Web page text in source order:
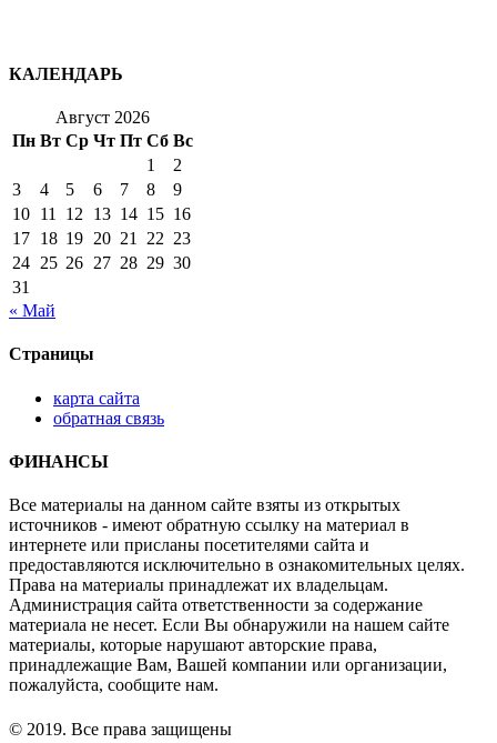
КАЛЕНДАРЬ
Август 2026
Пн Вт Ср Чт Пт Сб Вс
1
2
3
4 5 6 7 8
9
10 11 12 13 14 15 16
17 18 19 20 21 22 23
24 25 26 27 28 29 30
31
« Май
Страницы
карта сайта
обратная связь
ФИНАНСЫ
Все материалы на данном сайте взяты из открытых
источников - имеют обратную ссылку на материал в
интернете или присланы посетителями сайта и
предоставляются исключительно в ознакомительных целях.
Права на материалы принадлежат их владельцам.
Администрация сайта ответственности за содержание
материала не несет. Если Вы обнаружили на нашем сайте
материалы, которые нарушают авторские права,
принадлежащие Вам, Вашей компании или организации,
пожалуйста, сообщите нам.
© 2019. Все права защищены